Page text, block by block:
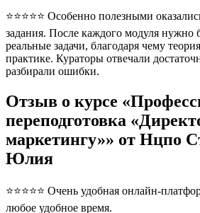
⭐⭐⭐⭐⭐ Особенно полезными
задания. После каждого модуля нужно
реальные задачи, благодаря чему
практике. Кураторы отвечали
разбирали ошибки.
Отзыв о курсе
переподготовка
маркетингу»» от Нцпо
Юлия
⭐⭐⭐⭐⭐ Очень удобная онлайн-
любое удобное время.